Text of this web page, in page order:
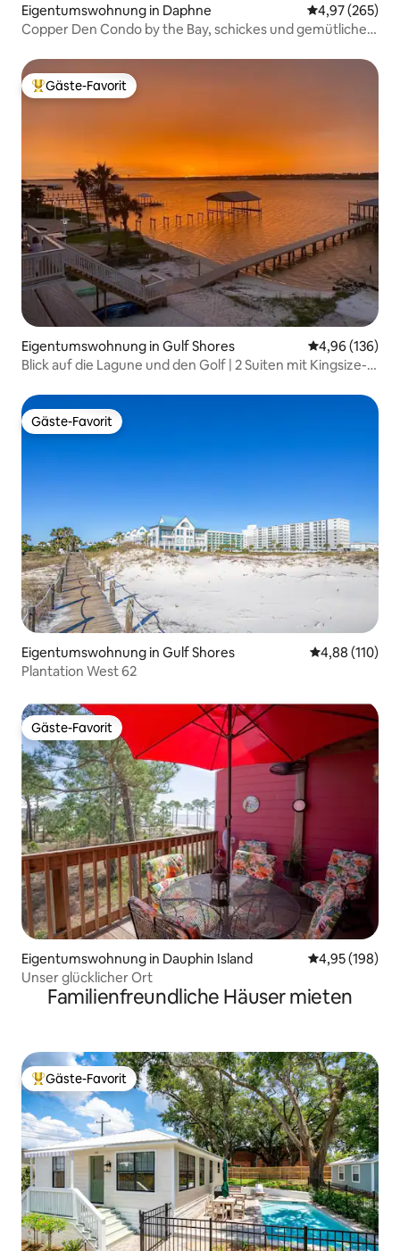
Eigentumswohnung in Daphne
4,97 (265)
Copper Den Condo by the Bay, schickes und gemütliches
Beliebter Gäste-Favorit.
Gäste-Favorit
Eigentumswohnung in Gulf Shores
4,96 (136)
Blick auf die Lagune und den Golf | 2 Suiten mit Kingsize-
Gäste-Favorit
Gäste-Favorit
Eigentumswohnung in Gulf Shores
4,88 (110)
Plantation West 62
Gäste-Favorit
Gäste-Favorit
Eigentumswohnung in Dauphin Island
4,95 (198)
Unser glücklicher Ort
Familienfreundliche Häuser mieten
Beliebter Gäste-Favorit.
Gäste-Favorit